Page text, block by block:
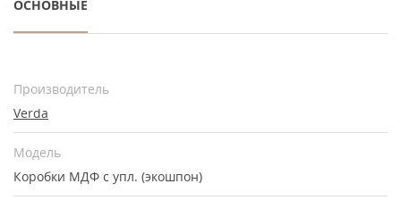
ОСНОВНЫЕ
Производитель
Verda
Модель
Коробки МДФ с упл. (экошпон)